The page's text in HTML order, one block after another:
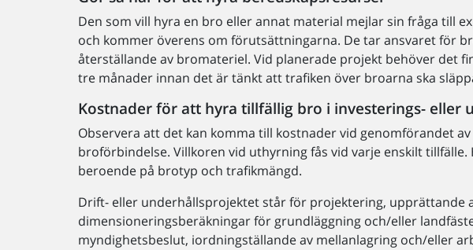
Den som vill hyra en bro eller annat material mejlar sin fråga till
och kommer överens om förutsättningarna. De tar ansvaret för
återställande av bromateriel. Vid planerade projekt behöver det
tre månader innan det är tänkt att trafiken över broarna ska
Kostnader för att hyra tillfällig bro i investerings- eller
Observera att det kan komma till kostnader vid genomförandet
broförbindelse. Villkoren vid uthyrning fås vid varje enskilt
beroende på brotyp och trafikmängd.
Drift- eller underhållsprojektet står för projektering, upprättande
dimensioneringsberäkningar för grundläggning och/eller
myndighetsbeslut, iordningställande av mellanlagring och/eller